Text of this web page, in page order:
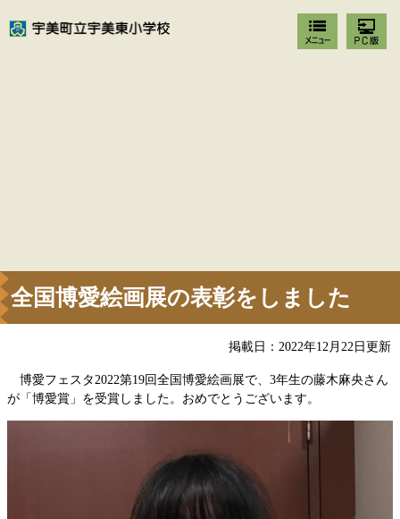
全国博愛絵画展の表彰をしました
掲載日：2022年12月22日更新
博愛フェスタ2022第19回全国博愛絵画展で、3年生の藤木麻央さん
が「博愛賞」を受賞しました。おめでとうございます。